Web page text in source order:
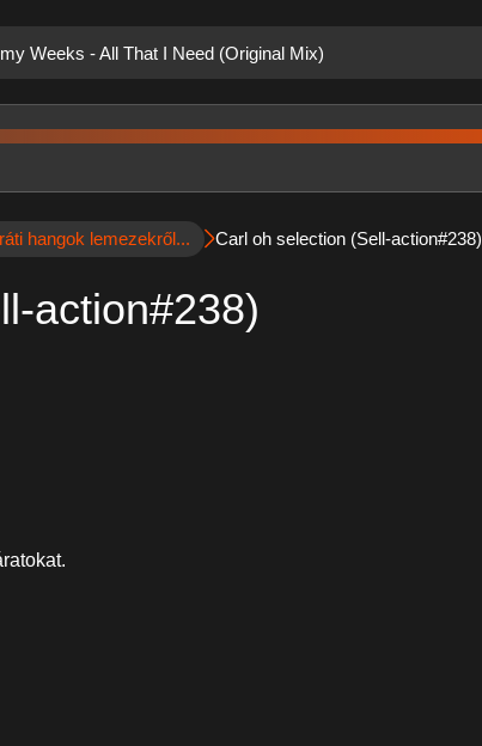
Weeks - All That I Need (Original Mix)
hangok lemezekről... Carl oh selection (Sell-action#238)
action#238)